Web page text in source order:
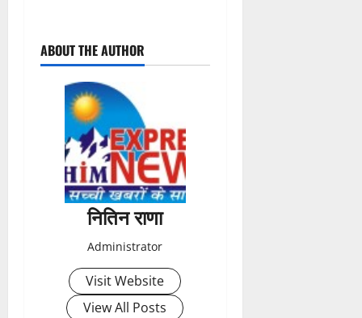
o
ABOUT THE AUTHOR
नितिन राणा
Administrator
Visit Website
View All Posts